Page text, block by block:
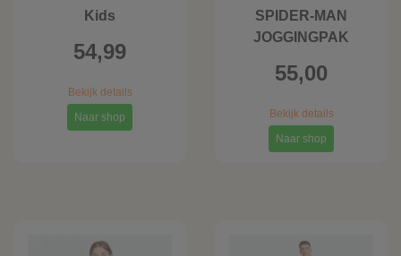
Kids
54,99
Bekijk details
Naar shop
SPIDER-MAN
JOGGINGPAK
55,00
Bekijk details
Naar shop